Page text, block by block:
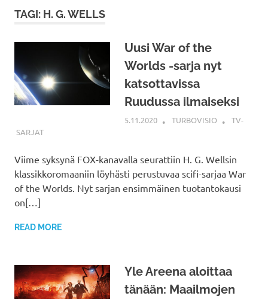
TAGI: H. G. WELLS
Uusi War of the
Worlds -sarja nyt
katsottavissa
Ruudussa ilmaiseksi
5.11.2020 TURBOVISIO
TV-
SARJAT
Viime syksynä FOX-kanavalla seurattiin H. G. Wellsin
klassikkoromaaniin löyhästi perustuvaa scifi-sarjaa War
of the Worlds. Nyt sarjan ensimmäinen tuotantokausi
on[…]
READ MORE
Yle Areena aloittaa
tänään: Maailmojen